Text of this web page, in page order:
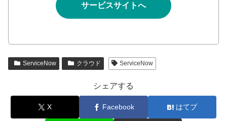
サービスサイトへ
ServiceNow クラウド ServiceNow
シェアする
X Facebook はてブ